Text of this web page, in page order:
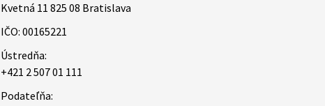
Kvetná 11 825 08 Bratislava
IČO: 00165221
Ústredňa:
+421 2 507 01 111
Podateľňa: